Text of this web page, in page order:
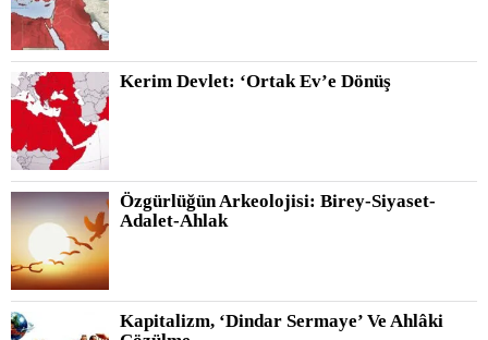
Kerim Devlet: ‘Ortak Ev’e Dönüş
Özgürlüğün Arkeolojisi: Birey-Siyaset-
Adalet-Ahlak
Kapitalizm, ‘Dindar Sermaye’ Ve Ahlâki